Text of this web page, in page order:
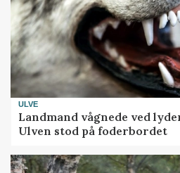
ULVE
Landmand vågnede ved
Ulven stod på foderbordet